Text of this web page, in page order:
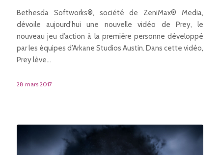
Bethesda Softworks®, société de ZeniMax® Media,
dévoile aujourd’hui une nouvelle vidéo de Prey, le
nouveau jeu d’action à la première personne développé
par les équipes d’Arkane Studios Austin. Dans cette vidéo,
Prey lève…
28 mars 2017